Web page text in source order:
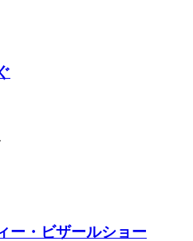
ー・ビザールショー